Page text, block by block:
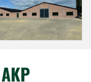
AKP